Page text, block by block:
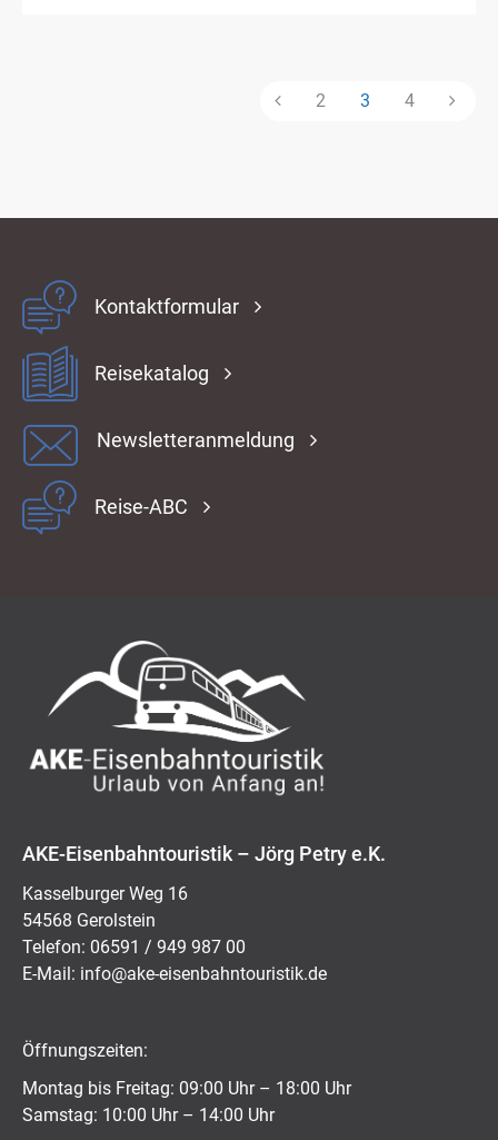
2 3 4
Kontaktformular
Reisekatalog
Newsletteranmeldung
Reise-ABC
AKE-Eisenbahntouristik – Jörg Petry e.K.
Kasselburger Weg 16
54568 Gerolstein
Telefon: 06591 / 949 987 00
E-Mail: ed.kitsiruotnhabnesie-eka@ofni
Öffnungszeiten:
Montag bis Freitag: 09:00 Uhr – 18:00 Uhr
Samstag: 10:00 Uhr – 14:00 Uhr